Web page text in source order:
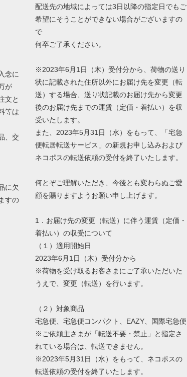
念に
が
文と
等は
、交
に欠
すの
配送先の地域によっては3日以降の指定日でもご
希望にそうことができない場合がございますの
で
何卒ご了承ください。
※2023年6月1日（木）受付分から、荷物の送り
状に記載された住所以外にお届け先を変更（転
送）する場合、送り状記載のお届け先から変更
後のお届け先までの運賃（定価・着払い）を収
受いたします。
また、2023年5月31日（水）をもって、「宅急
便転居転送サービス」の新規お申し込みおよび
ネコポスの転送依頼の受付を終了いたします。
何とぞご理解いただき、今後とも変わらぬご愛
顧を賜りますようお願い申し上げます。
1．お届け先の変更（転送）に伴う運賃（定価・
着払い）の収受について
（１）適用開始日
2023年6月1日（木）受付分から
※荷物を受け取るお客さまにご了承いただいた
うえで、変更（転送）を行います。
（２）対象商品
宅急便、宅急便コンパクト、EAZY、国際宅急便
※ご依頼主さまが「転送不要・禁止」と指定さ
れている場合は、転送できません。
※2023年5月31日（水）をもって、ネコポスの
転送依頼の受付を終了いたします。